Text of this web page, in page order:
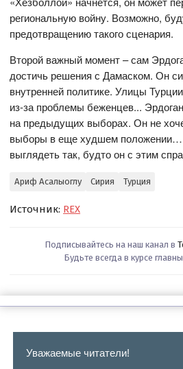
региональную войну. Возможно,
предотвращению такого сценария.
Второй важный момент – сам
достичь решения с Дамаском. Он
внутренней политике. Улицы
из-за проблемы беженцев...
на предыдущих выборах. Он не
выборы в еще худшем положении…
выглядеть так, будто он с этим
Ариф Асалыоглу Сирия Турция
Источник: REX
Подписывайтесь на наш канал в
Будьте всегда в курсе
Уважаемые читатели!